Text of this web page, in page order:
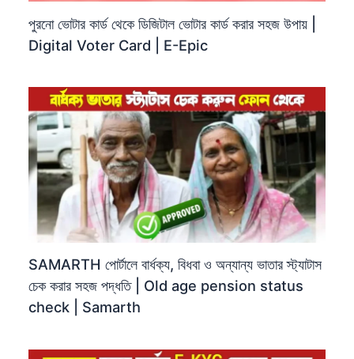
পুরনো ভোটার কার্ড থেকে ডিজিটাল ভোটার কার্ড করার সহজ উপায় |
Digital Voter Card | E-Epic
SAMARTH পোর্টালে বার্ধক্য, বিধবা ও অন্যান্য ভাতার স্ট্যাটাস
চেক করার সহজ পদ্ধতি | Old age pension status
check | Samarth